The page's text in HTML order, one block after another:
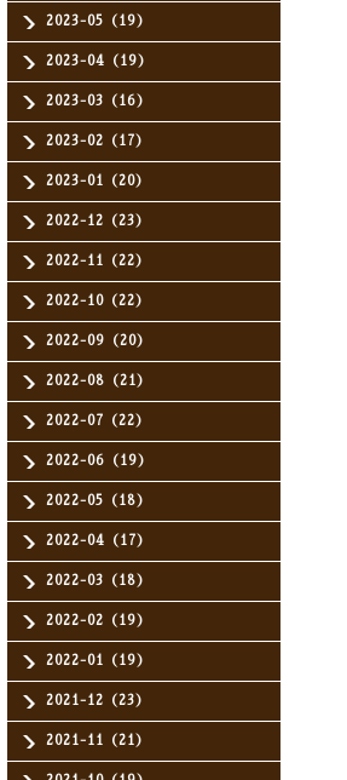
2023-05（19）
2023-04（19）
2023-03（16）
2023-02（17）
2023-01（20）
2022-12（23）
2022-11（22）
2022-10（22）
2022-09（20）
2022-08（21）
2022-07（22）
2022-06（19）
2022-05（18）
2022-04（17）
2022-03（18）
2022-02（19）
2022-01（19）
2021-12（23）
2021-11（21）